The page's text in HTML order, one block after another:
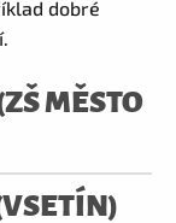
dobré
MĚSTO